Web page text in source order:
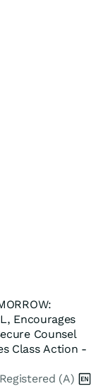
Encourages
Counsel
Class Action -
(A)